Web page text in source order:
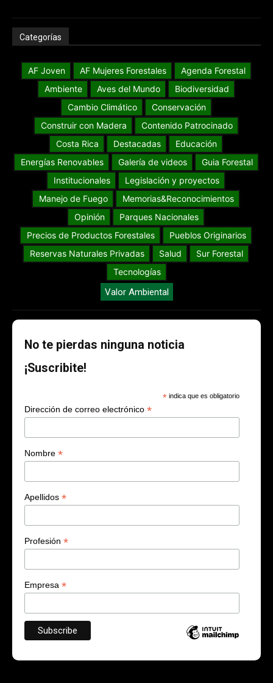
Categorías
AF Joven AF Mujeres Forestales
Agenda Forestal
Ambiente
Aves del Mundo
Biodiversidad
Cambio Climático
Conservación
Construir con Madera
Contenido Patrocinado
Costa Rica
Destacadas
Educación
Energías Renovables
Galería de videos
Guia Forestal
Institucionales
Legislación y proyectos
Manejo de Fuego
Memorias&Reconocimientos
Opinión
Parques Nacionales
Precios de Productos Forestales
Pueblos Originarios
Reservas Naturales Privadas
Salud
Sur Forestal
Tecnologías
Valor Ambiental
No te pierdas ninguna noticia
¡Suscribite!
* indica que es obligatorio
Dirección de correo electrónico *
Nombre *
Apellidos *
Profesión *
Empresa *